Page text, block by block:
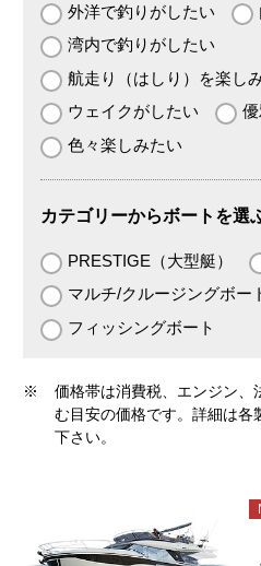
外洋で釣りがしたい
湾内で釣りがしたい
航走り（はしり）を楽し
ウェイクがしたい
色々楽しみたい
カテゴリーからボートを選
PRESTIGE（大型艇）
マルチ/クルージングボー
フィッシングボート
※
価格帯は消費税、エンジン、
む目安の価格です。詳細は各
下さい。